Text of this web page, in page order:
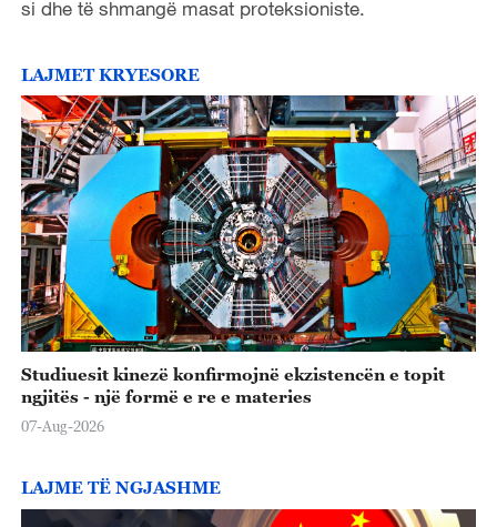
si dhe të shmangë masat proteksioniste.
LAJMET KRYESORE
Studiuesit kinezë konfirmojnë ekzistencën e topit
ngjitës - një formë e re e materies
07-Aug-2026
LAJME TË NGJASHME